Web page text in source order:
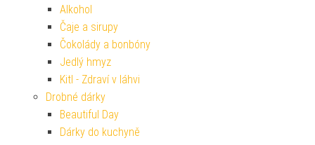
Alkohol
Čaje a sirupy
Čokolády a bonbóny
Jedlý hmyz
Kitl - Zdraví v láhvi
Drobné dárky
Beautiful Day
Dárky do kuchyně